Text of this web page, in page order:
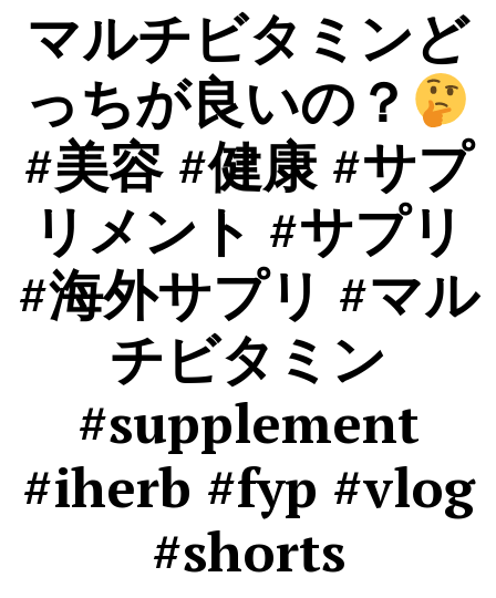
マルチビタミンど
っちが良いの？
#美容 #健康 #サプ
リメント #サプリ
#海外サプリ #マル
チビタミン
#supplement
#iherb #fyp #vlog
#shorts